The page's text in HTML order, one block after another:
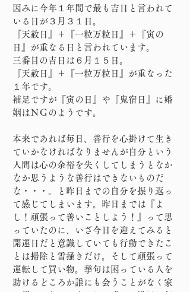
因みに今年１年間で最も吉日と言われて
いる日が３月３１日。
『天赦日』＋『一粒万粒日』＋『寅の
日』が重なる日と言われています。
三番目の吉日は６月１５日。
『天赦日』＋『一粒万粒日』が重なった
１年です。
補足ですが『寅の日』や『鬼宿日』に婚
姻はＮＧのようです。
本来であれば毎日、善行を心掛けて生き
ていかなければなりませんが自分という
人間は心の余裕を失くしてしまうとなか
なか思うような善行はできないものだ
な・・・。と昨日までの自分を振り返っ
て感じてしまいます。昨日までは『よ
し！頑張って善いことしよう！』って思
っていたのに、いざ今日を迎えてみると
開運日だと意識していても行動できたこ
とは掃除と雪掻きだけ。そして頑張って
運転して買い物。挙句は困っている人を
助けるどころか誰にも会うことがなく家